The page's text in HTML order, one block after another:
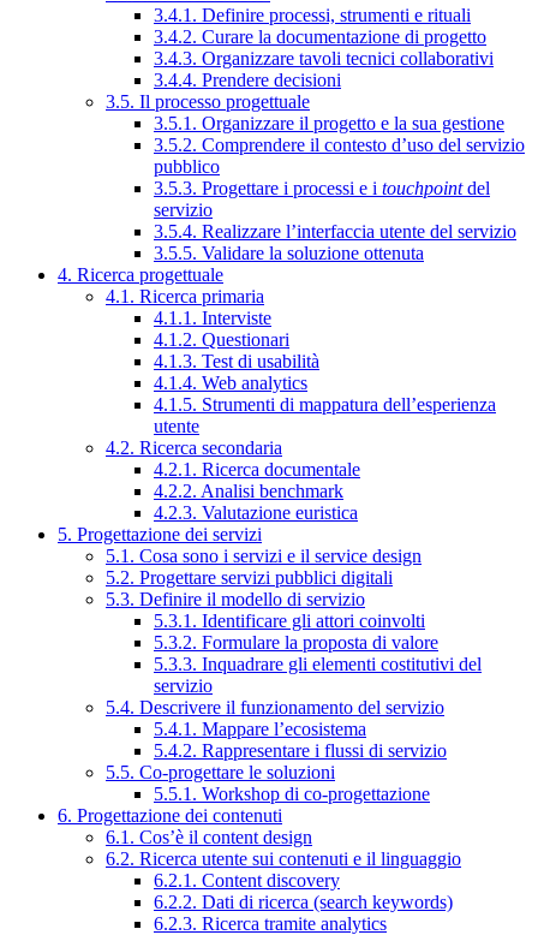
3.4.1. Definire processi, strumenti e rituali
3.4.2. Curare la documentazione di progetto
3.4.3. Organizzare tavoli tecnici collaborativi
3.4.4. Prendere decisioni
3.5. Il processo progettuale
3.5.1. Organizzare il progetto e la sua gestione
3.5.2. Comprendere il contesto d’uso del servizio
pubblico
3.5.3. Progettare i processi e i touchpointdel
servizio
3.5.4. Realizzare l’interfaccia utente del servizio
3.5.5. Validare la soluzione ottenuta
4. Ricerca progettuale
4.1. Ricerca primaria
4.1.1. Interviste
4.1.2. Questionari
4.1.3. Test di usabilità
4.1.4. Web analytics
4.1.5. Strumenti di mappatura dell’esperienza
utente
4.2. Ricerca secondaria
4.2.1. Ricerca documentale
4.2.2. Analisi benchmark
4.2.3. Valutazione euristica
5. Progettazione dei servizi
5.1. Cosa sono i servizi e il service design
5.2. Progettare servizi pubblici digitali
5.3. Definire il modello di servizio
5.3.1. Identificare gli attori coinvolti
5.3.2. Formulare la proposta di valore
5.3.3. Inquadrare gli elementi costitutivi del
servizio
5.4. Descrivere il funzionamento del servizio
5.4.1. Mappare l’ecosistema
5.4.2. Rappresentare i flussi di servizio
5.5. Co-progettare le soluzioni
5.5.1. Workshop di co-progettazione
6. Progettazione dei contenuti
6.1. Cos’è il content design
6.2. Ricerca utente sui contenuti e il linguaggio
6.2.1. Content discovery
6.2.2. Dati di ricerca (search keywords)
6.2.3. Ricerca tramite analytics